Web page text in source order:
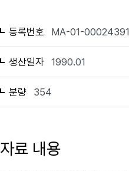
등록번호 MA-01-00024391
생산일자 1990.01
분량 354
자료 내용